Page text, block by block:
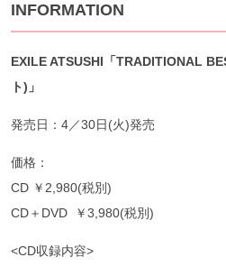
INFORMATION
EXILE ATSUSHI 「TRADITIONAL
ト) 」
発売日：4／30日(火)発売
価格：
CD ￥2,980(税別)
CD＋DVD ￥3,980(税別)
<CD収録内容>